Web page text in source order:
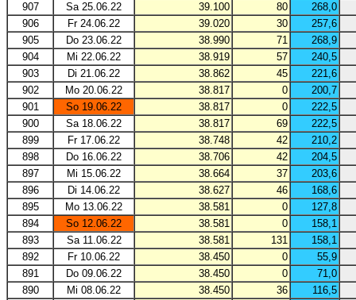
907
Sa 25.06.22 39.100 80
268,0
906
Fr 24.06.22 39.020 30
257,6
905
Do 23.06.22 38.990 71
268,9
904
Mi 22.06.22 38.919 57
240,5
903
Di 21.06.22 38.862 45
221,6
902
Mo 20.06.22 38.817 0
200,7
901
So 19.06.22 38.817 0
222,5
900
Sa 18.06.22 38.817 69
222,5
899
Fr 17.06.22 38.748 42
210,2
898
Do 16.06.22 38.706 42
204,5
897
Mi 15.06.22 38.664 37
203,6
896
Di 14.06.22 38.627 46
168,6
895
Mo 13.06.22 38.581 0
127,8
894
So 12.06.22 38.581 0
158,1
893
Sa 11.06.22 38.581 131
158,1
892
Fr 10.06.22 38.450 0
55,9
891
Do 09.06.22 38.450 0
71,0
890
Mi 08.06.22 38.450 36
116,5